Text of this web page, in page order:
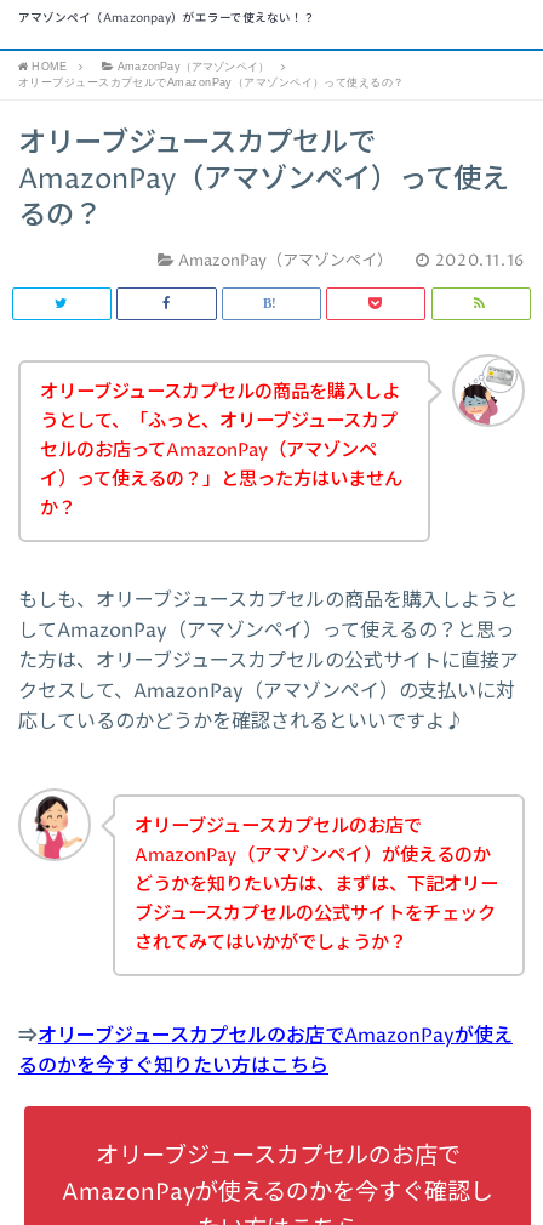
アマゾンペイ（Amazonpay）がエラーで使えない！？
HOME
AmazonPay（アマゾンペイ）
オリーブジュースカプセルでAmazonPay（アマゾンペイ）って使えるの？
オリーブジュースカプセルで
AmazonPay（アマゾンペイ）って使え
るの？
AmazonPay（アマゾンペイ） 2020.11.16
オリーブジュースカプセルの商品を購入しよ
うとして、「ふっと、オリーブジュースカプ
セルのお店ってAmazonPay（アマゾンペ
イ）って使えるの？」と思った方はいません
か？
もしも、オリーブジュースカプセルの商品を購入しようと
してAmazonPay（アマゾンペイ）って使えるの？と思っ
た方は、オリーブジュースカプセルの公式サイトに直接ア
クセスして、AmazonPay（アマゾンペイ）の支払いに対
応しているのかどうかを確認されるといいですよ♪
オリーブジュースカプセルのお店で
AmazonPay（アマゾンペイ）が使えるのか
どうかを知りたい方は、まずは、下記オリー
ブジュースカプセルの公式サイトをチェック
されてみてはいかがでしょうか？
⇒オリーブジュースカプセルのお店でAmazonPayが使え
るのかを今すぐ知りたい方はこちら
オリーブジュースカプセルのお店で
AmazonPayが使えるのかを今すぐ確認し